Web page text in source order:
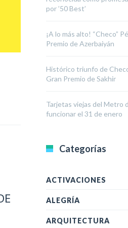
por ’50 Best’
¡A lo más alto! “Checo”
Premio de Azerbaiyán
Histórico triunfo de
Gran Premio de Sakhir
Tarjetas viejas del Metro
funcionar el 31 de enero
Categorías
ACTIVACIONES
ALEGRÍA
ARQUITECTURA